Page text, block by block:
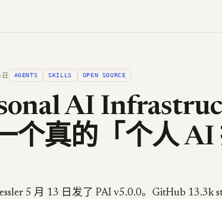
AGENTS SKILLS OPEN SOURCE
AI
个真的「个人 AI
5 月 13 日发了 PAI v5.0.0。GitHub 13.3k